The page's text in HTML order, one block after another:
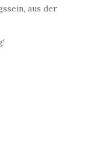
aus der